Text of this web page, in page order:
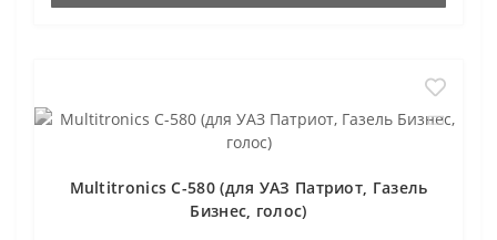
Multitronics C-580 (для УАЗ Патриот, Газель
Бизнес, голос)